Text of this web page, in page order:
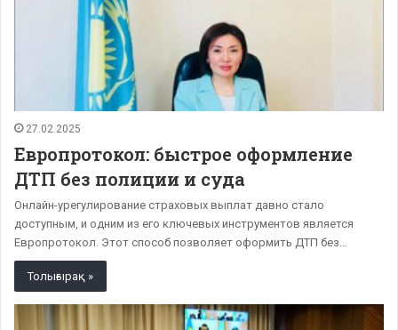
27.02.2025
Европротокол: быстрое оформление
ДТП без полиции и суда
Онлайн-урегулирование страховых выплат давно стало
доступным, и одним из его ключевых инструментов является
Европротокол. Этот способ позволяет оформить ДТП без…
Толығырақ »